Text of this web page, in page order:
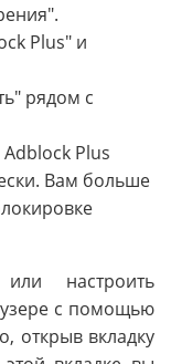
Plus" и
рядом с
Plus
Вам больше
настроить
с помощью
открыв вкладку